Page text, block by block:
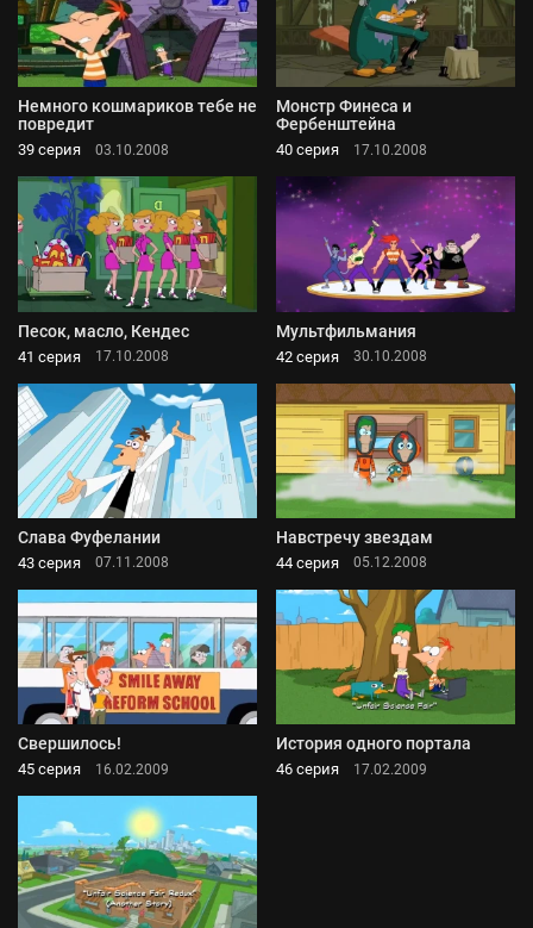
Немного кошмариков тебе не
повредит
39 серия 03.10.2008
Монстр Финеса и
Фербенштейна
40 серия 17.10.2008
Песок, масло, Кендес
41 серия 17.10.2008
Мультфильмания
42 серия 30.10.2008
Слава Фуфелании
43 серия 07.11.2008
Навстречу звездам
44 серия 05.12.2008
Свершилось!
45 серия 16.02.2009
История одного портала
46 серия 17.02.2009